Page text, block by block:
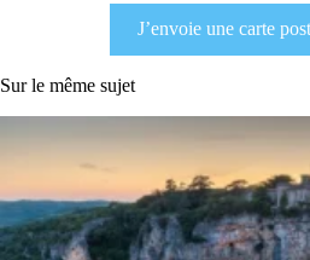
J’envoie une carte
Sur le même sujet